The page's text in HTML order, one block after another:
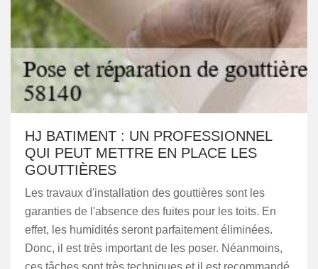
HJ BATIMENT : UN PROFESSIONNEL
QUI PEUT METTRE EN PLACE LES
GOUTTIÈRES
Les travaux d'installation des gouttières sont les
garanties de l'absence des fuites pour les toits. En
effet, les humidités seront parfaitement éliminées.
Donc, il est très important de les poser. Néanmoins,
ces tâches sont très techniques et il est recommandé